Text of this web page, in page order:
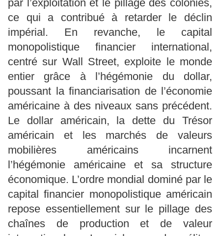
par l’exploitation et le pillage des colonies,
ce qui a contribué à retarder le déclin
impérial. En revanche, le capital
monopolistique financier international,
centré sur Wall Street, exploite le monde
entier grâce à l’hégémonie du dollar,
poussant la financiarisation de l’économie
américaine à des niveaux sans précédent.
Le dollar américain, la dette du Trésor
américain et les marchés de valeurs
mobilières américains incarnent
l’hégémonie américaine et sa structure
économique. L’ordre mondial dominé par le
capital financier monopolistique américain
repose essentiellement sur le pillage des
chaînes de production et de valeur